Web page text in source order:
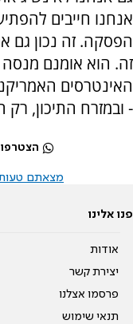
אנחנו חייבים
הפסקה. זה נכון גם
זה. הוא אומנם
האינטרסים
- ובמזרח התיכון,
מצאתם טעות
פנו אלינו
אודות
יצירת קשר
פרסמו אצלנו
תנאי שימוש